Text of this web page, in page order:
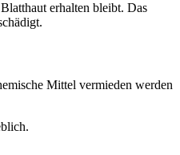
erhalten bleibt. Das
Mittel vermieden werden